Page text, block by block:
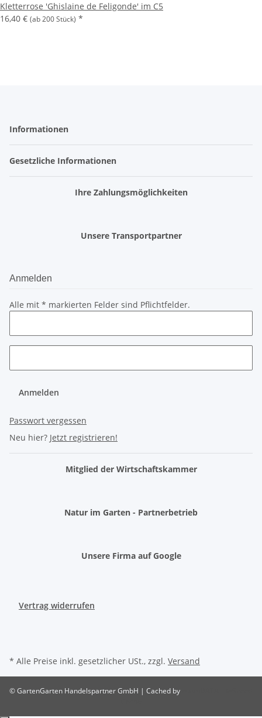
Kletterrose 'Ghislaine de Feligonde' im C5
16,40 € (ab 200 Stück) *
Informationen
Gesetzliche Informationen
Ihre Zahlungsmöglichkeiten
Unsere Transportpartner
Anmelden
Alle mit * markierten Felder sind Pflichtfelder.
Anmelden
Passwort vergessen
Neu hier? Jetzt registrieren!
Mitglied der Wirtschaftskammer
Natur im Garten - Partnerbetrieb
Unsere Firma auf Google
Vertrag widerrufen
* Alle Preise inkl. gesetzlicher USt., zzgl. Versand
© GartenGarten Handelspartner GmbH | Cached by